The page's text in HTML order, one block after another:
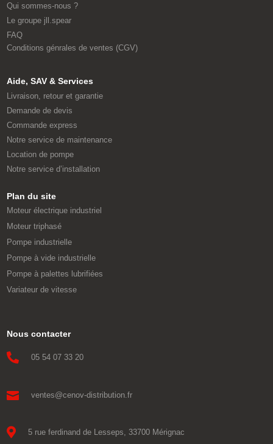
Qui sommes-nous ?
Le groupe jll.spear
FAQ
Conditions génrales de ventes (CGV)
Aide, SAV & Services
Livraison, retour et garantie
Demande de devis
Commande express
Notre service de maintenance
Location de pompe
Notre service d’installation
Plan du site
Moteur électrique industriel
Moteur triphasé
Pompe industrielle
Pompe à vide industrielle
Pompe à palettes lubrifiées
Variateur de vitesse
Nous contacter
 05 54 07 33 20
 ventes@cenov-distribution.fr
 5 rue ferdinand de Lesseps, 33700 Mérignac